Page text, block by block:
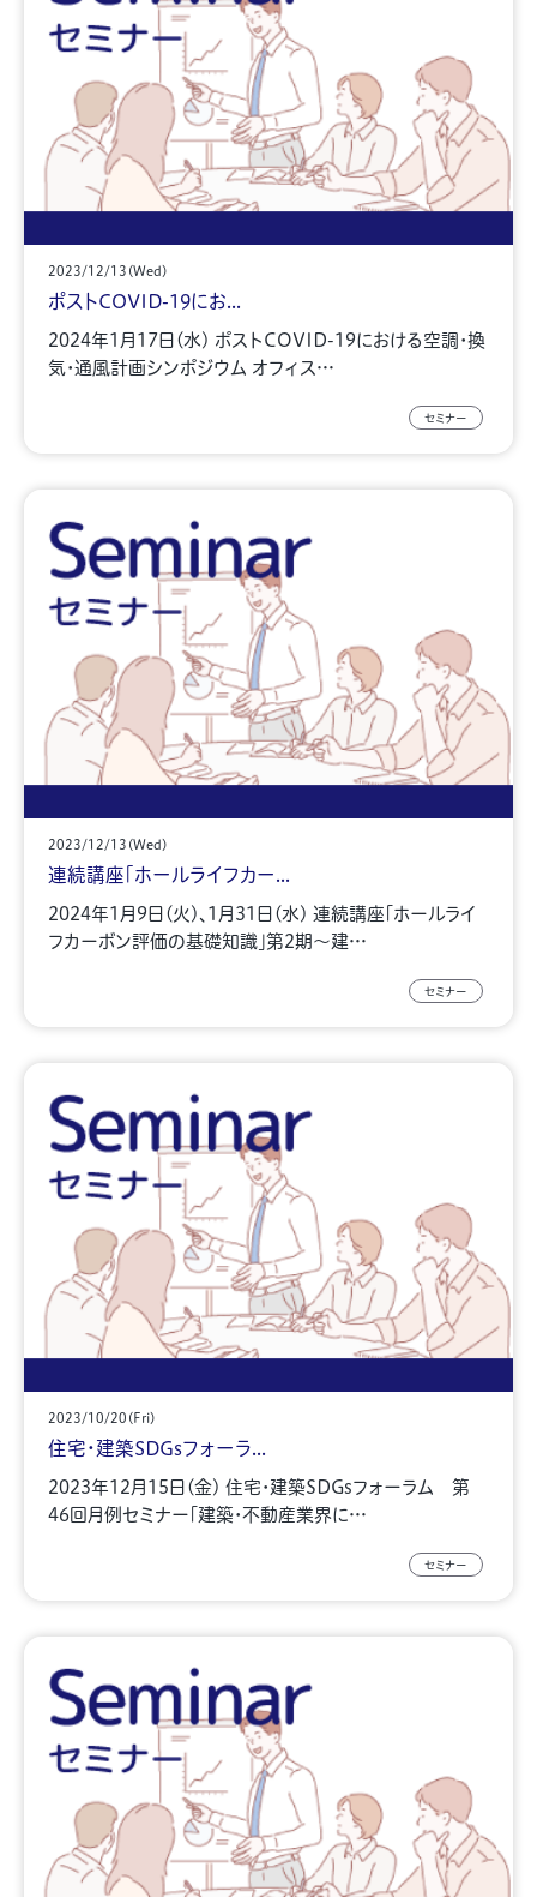
2023/12/13(Wed)
ポストCOVID-19にお...
2024年1月17日(水) ポストCOVID-19における空調・換
気・通風計画シンポジウム オフィス…
セミナー
2023/12/13(Wed)
連続講座「ホールライフカー...
2024年1月9日(火)、1月31日(水) 連続講座「ホールライ
フカーボン評価の基礎知識」第2期～建…
セミナー
2023/10/20(Fri)
住宅・建築SDGsフォーラ...
2023年12月15日(金) 住宅・建築SDGsフォーラム 第
46回月例セミナー「建築・不動産業界に…
セミナー